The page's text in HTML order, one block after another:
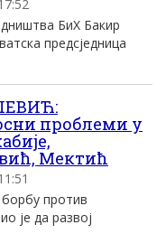
БиХ Бакир
предсједница
проблеми у
Мектић
против
је да развој